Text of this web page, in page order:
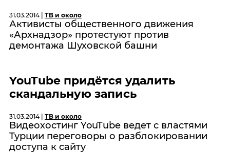
31.03.2014 | ТВ и около
Активисты общественного движения
«Архнадзор» протестуют против
демонтажа Шуховской башни
YouTube придётся удалить
скандальную запись
31.03.2014 | ТВ и около
Видеохостинг YouTube ведет с властями
Турции переговоры о разблокировании
доступа к сайту